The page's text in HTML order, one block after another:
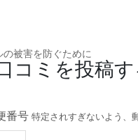
の被害を防ぐために
コミを投稿す
番号 特定されすぎないよう、